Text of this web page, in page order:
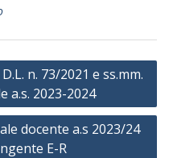
n. 73/2021 e ss.mm.
a.s. 2023-2024
docente a.s 2023/24
E-R